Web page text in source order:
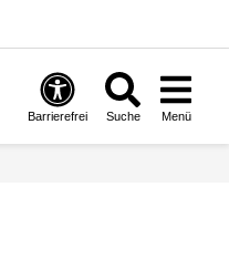
Barrierefrei Suche Menü